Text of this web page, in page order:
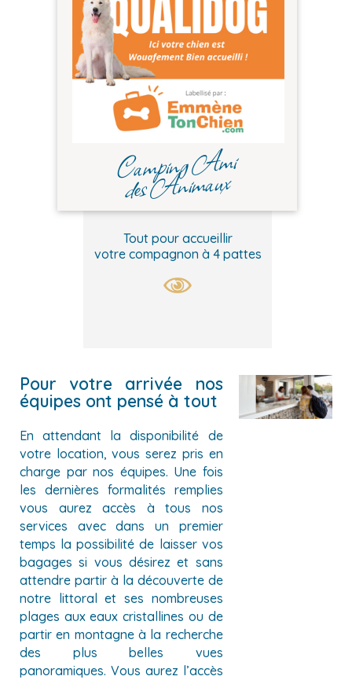
Camping Ami
des Animaux
Tout pour accueillir
votre compagnon à 4 pattes
Pour votre arrivée nos
équipes ont pensé à tout
En attendant la disponibilité de
votre location, vous serez pris en
charge par nos équipes. Une fois
les dernières formalités remplies
vous aurez accès à tous nos
services avec dans un premier
temps la possibilité de laisser vos
bagages si vous désirez et sans
attendre partir à la découverte de
notre littoral et ses nombreuses
plages aux eaux cristallines ou de
partir en montagne à la recherche
des plus belles vues
panoramiques. Vous aurez l’accès